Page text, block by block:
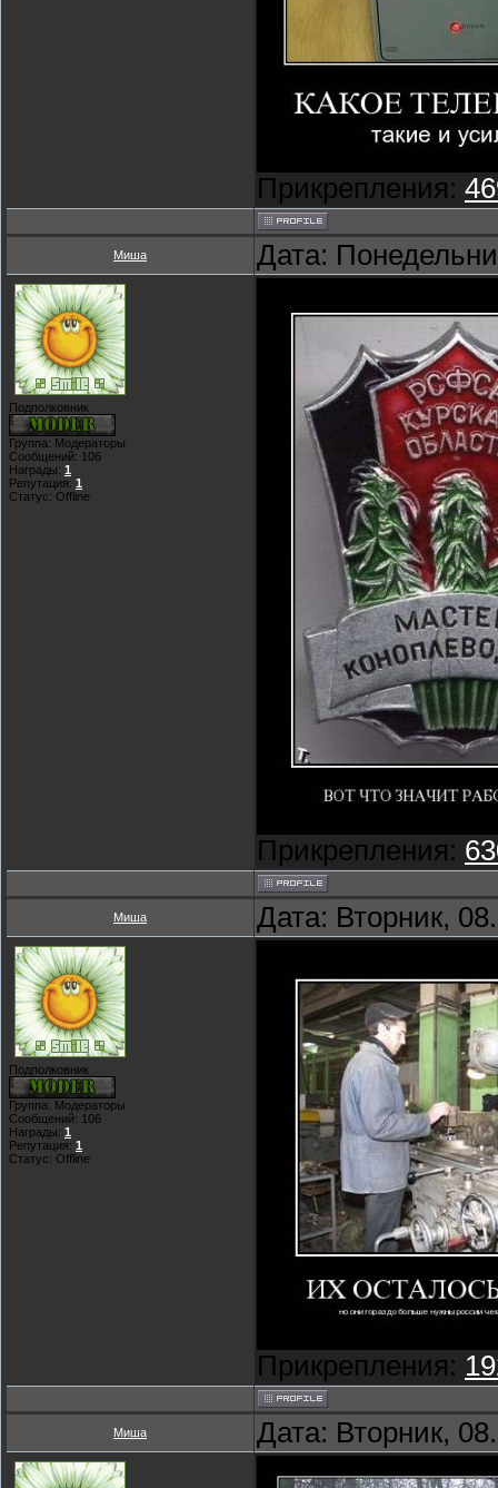
Прикрепления:
Миша Дата:
Подполковник
Группа: Модераторы
Сообщений: 106
Награды: 1
Репутация: 1
Статус: Offline
Прикрепления:
Миша Дата: Вторник,
Подполковник
Группа: Модераторы
Сообщений: 106
Награды: 1
Репутация: 1
Статус: Offline
Прикрепления:
Миша Дата: Вторник,